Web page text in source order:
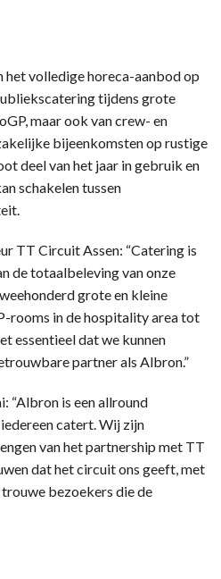
volledige horeca-aanbod op
tijdens grote
maar ook van crew- en
bijeenkomsten op rustige
deel van het jaar in gebruik en
schakelen tussen
TT Circuit Assen: “Catering is
de totaalbeleving van onze
grote en kleine
rooms in de hospitality area tot
essentieel dat we kunnen
partner als Albron.”
“Albron is een allround
catert. Wij zijn
van het partnership met TT
dat het circuit ons geeft, met
bezoekers die de